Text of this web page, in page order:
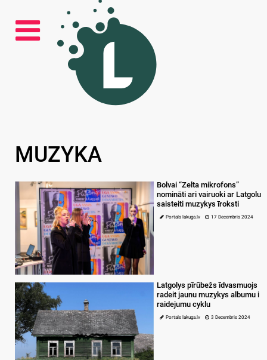
MUZYKA
Bolvai “Zelta mikrofons”
nomināti ari vairuoki ar Latgolu
saisteiti muzykys īroksti
Portals lakuga.lv 17 Decembris 2024
Latgolys pīrūbežs īdvasmuojs
radeit jaunu muzykys albumu i
raidejumu cyklu
Portals lakuga.lv 3 Decembris 2024